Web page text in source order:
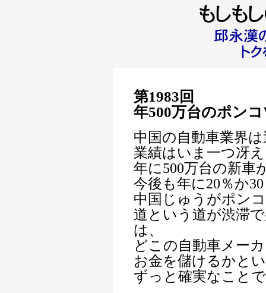
第1983回
年500万台のポン
中国の自動車業界
業績はいま一つ冴
年に500万台の新車
今後も年に20％か
中国じゅうがポン
道という道が渋滞
は、
どこの自動車メー
お金を儲けるかと
ずっと確実なこと